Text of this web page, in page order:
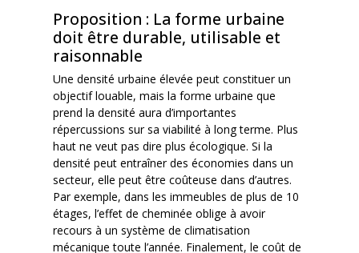
Proposition : La forme urbaine
doit être durable, utilisable et
raisonnable
Une densité urbaine élevée peut constituer un
objectif louable, mais la forme urbaine que
prend la densité aura d’importantes
répercussions sur sa viabilité à long terme. Plus
haut ne veut pas dire plus écologique. Si la
densité peut entraîner des économies dans un
secteur, elle peut être coûteuse dans d’autres.
Par exemple, dans les immeubles de plus de 10
étages, l’effet de cheminée oblige à avoir
recours à un système de climatisation
mécanique toute l’année. Finalement, le coût de